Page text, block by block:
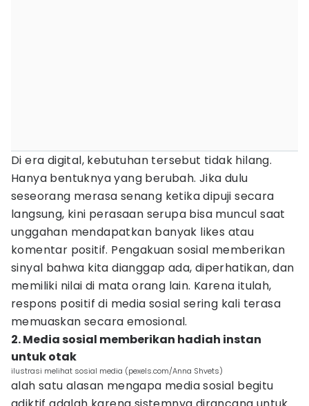
Di era digital, kebutuhan tersebut tidak hilang.
Hanya bentuknya yang berubah. Jika dulu
seseorang merasa senang ketika dipuji secara
langsung, kini perasaan serupa bisa muncul saat
unggahan mendapatkan banyak likes atau
komentar positif. Pengakuan sosial memberikan
sinyal bahwa kita dianggap ada, diperhatikan, dan
memiliki nilai di mata orang lain. Karena itulah,
respons positif di media sosial sering kali terasa
memuaskan secara emosional.
2. Media sosial memberikan hadiah instan
untuk otak
ilustrasi melihat sosial media (pexels.com/Anna Shvets)
alah satu alasan mengapa media sosial begitu